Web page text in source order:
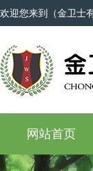
欢迎您来到（金卫士
网站首页